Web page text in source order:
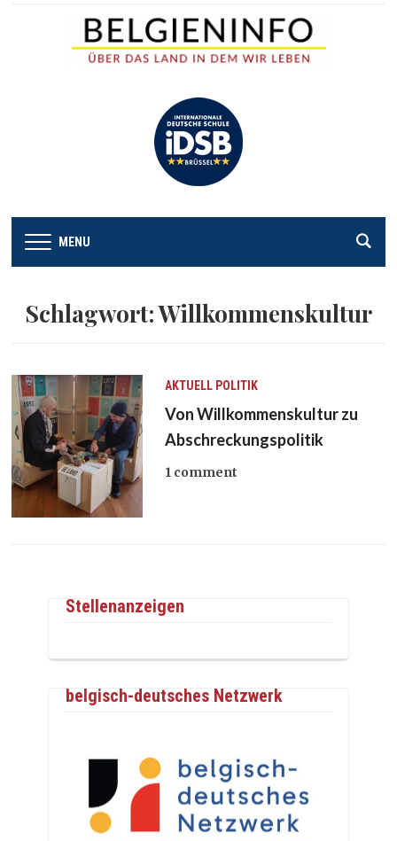
MENU
Schlagwort:Willkommenskultur
AKTUELL POLITIK
Von Willkommenskultur zu
Abschreckungspolitik
1 comment
Stellenanzeigen
belgisch-deutsches Netzwerk